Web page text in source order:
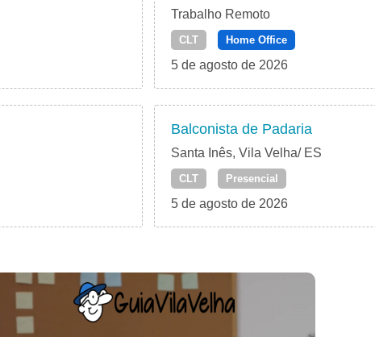
Trabalho Remoto
CLT Home Office
5 de agosto de 2026
Balconista de Padaria
Santa Inês, Vila Velha/ ES
CLT Presencial
5 de agosto de 2026